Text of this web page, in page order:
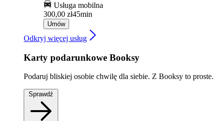
Usługa mobilna
300,00 zł45min
Umów
Odkryj więcej usług
Karty podarunkowe Booksy
Podaruj bliskiej osobie chwilę dla siebie. Z Booksy to proste.